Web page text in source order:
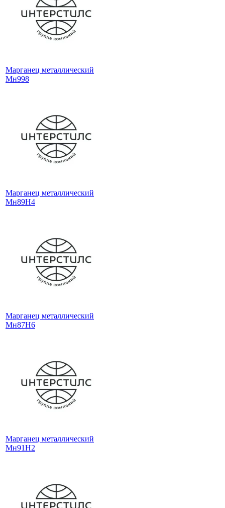
Марганец металлический
Мн998
Марганец металлический
Мн89Н4
Марганец металлический
Мн87Н6
Марганец металлический
Мн91Н2